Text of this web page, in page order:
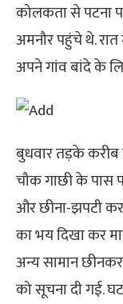
कोलकता से पटना
अमनौर पहुंचे थे. रात
अपने गांव बांदे के
बुधवार तड़के
चौक गाछी के पास
और छीना-झपटी
का भय दिखा कर
अन्य सामान छीनकर
को सूचना दी गई.